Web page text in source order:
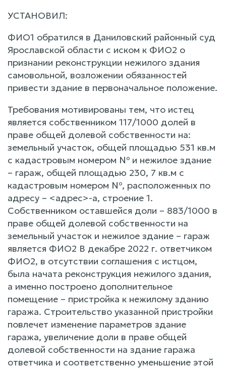
УСТАНОВИЛ:
ФИО1 обратился в Даниловский районный суд
Ярославской области с иском к ФИО2 о
признании реконструкции нежилого здания
самовольной, возложении обязанностей
привести здание в первоначальное положение.
Требования мотивированы тем, что истец
является собственником 117/1000 долей в
праве общей долевой собственности на:
земельный участок, общей площадью 531 кв.м
с кадастровым номером № и нежилое здание
– гараж, общей площадью 230, 7 кв.м с
кадастровым номером №, расположенных по
адресу – <адрес>-а, строение 1.
Собственником оставшейся доли – 883/1000 в
праве общей долевой собственности на
земельный участок и нежилое здание – гараж
является ФИО2 В декабре 2022 г. ответчиком
ФИО2, в отсутствии соглашения с истцом,
была начата реконструкция нежилого здания,
а именно построено дополнительное
помещение – пристройка к нежилому зданию
гаража. Строительство указанной пристройки
повлечет изменение параметров здание
гаража, увеличение доли в праве общей
долевой собственности на здание гаража
ответчика и соответственно уменьшение этой